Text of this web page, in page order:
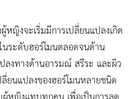
หญิงจะเริ่มมีการเปลี่ยนแปลงเกิด
ระดับฮอร์โมนตลอดจนด้าน
ลงทางด้านอารมณ์ สรีระ และผิว
ยนแปลงของฮอร์โมนหลายชนิด